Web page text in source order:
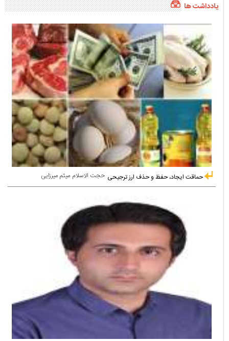
یادداشت ها
حجت الاسلام میثم میرزایی حماقت ایجاد، حفظ و حذف ارز ترجیحی